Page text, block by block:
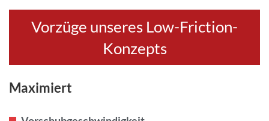
Vorzüge unseres Low-Friction-
Konzepts
Maximiert